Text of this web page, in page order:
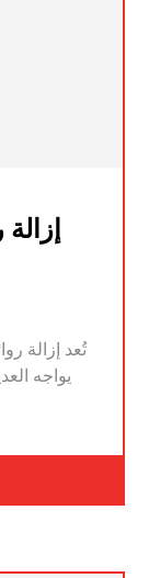
تُعد إزالة
يواجه